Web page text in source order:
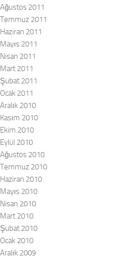
Ağustos 2011
Temmuz 2011
Haziran 2011
Mayıs 2011
Nisan 2011
Mart 2011
Şubat 2011
Ocak 2011
Aralık 2010
Kasım 2010
Ekim 2010
Eylül 2010
Ağustos 2010
Temmuz 2010
Haziran 2010
Mayıs 2010
Nisan 2010
Mart 2010
Şubat 2010
Ocak 2010
Aralık 2009